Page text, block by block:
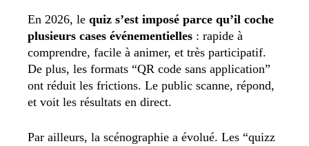
En 2026, le quiz s’est imposé parce qu’il coche
plusieurs cases événementielles : rapide à
comprendre, facile à animer, et très participatif.
De plus, les formats “QR code sans application”
ont réduit les frictions. Le public scanne, répond,
et voit les résultats en direct.
Par ailleurs, la scénographie a évolué. Les “quizz